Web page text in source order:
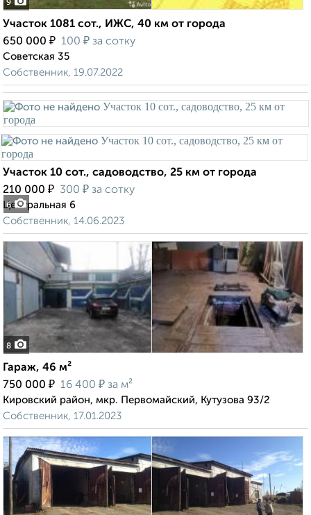
9
Участок 1081 сот., ИЖС, 40 км от города
650 000 ₽ 100 ₽ за сотку
Советская 35
Собственник, 19.07.2022
6
Участок 10 сот., садоводство, 25 км от города
210 000 ₽ 300 ₽ за сотку
Центральная 6
Собственник, 14.06.2023
8
Гараж, 46 м²
750 000 ₽ 16 400 ₽ за м²
Кировский район, мкр. Первомайский, Кутузова 93/2
Собственник, 17.01.2023